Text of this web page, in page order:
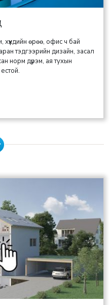
өрөө, офис ч бай
тэдгээрийн дизайн, засал
норм дүрэм, ая тухын